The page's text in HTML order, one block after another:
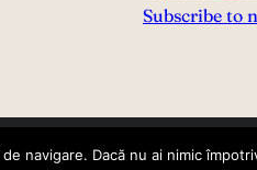
Subscribe to
navigare. Dacă nu ai nimic